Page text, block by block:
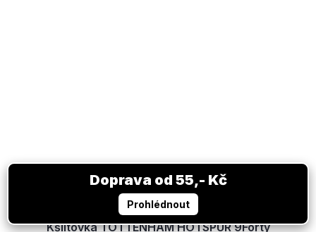
Kšiltovka TOTTENHAM HOTSPUR 9Forty